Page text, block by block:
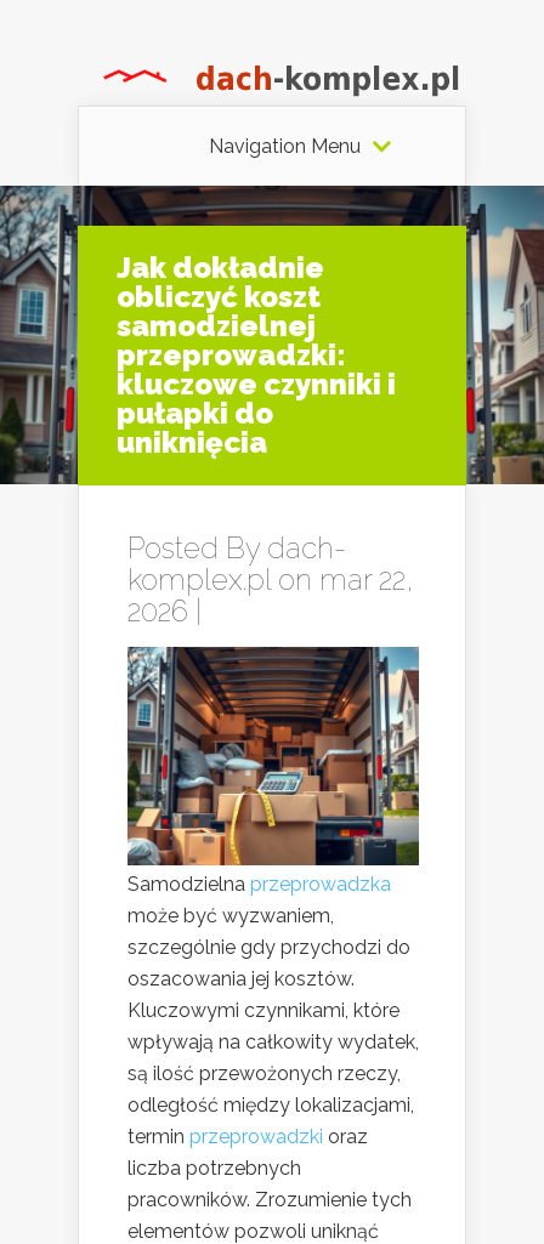
Navigation Menu
Jak dokładnie
obliczyć koszt
samodzielnej
przeprowadzki:
kluczowe czynniki i
pułapki do
uniknięcia
Posted By dach-
komplex.plon mar 22,
2026 |
Samodzielna przeprowadzka
może być wyzwaniem,
szczególnie gdy przychodzi do
oszacowania jej kosztów.
Kluczowymi czynnikami, które
wpływają na całkowity wydatek,
są ilość przewożonych rzeczy,
odległość między lokalizacjami,
termin przeprowadzki oraz
liczba potrzebnych
pracowników. Zrozumienie tych
elementów pozwoli uniknąć